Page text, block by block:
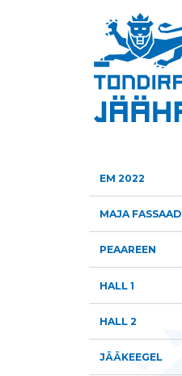
EM 2022
MAJA FASSAAD
PEAAREEN
HALL 1
HALL 2
JÄÄKEEGEL